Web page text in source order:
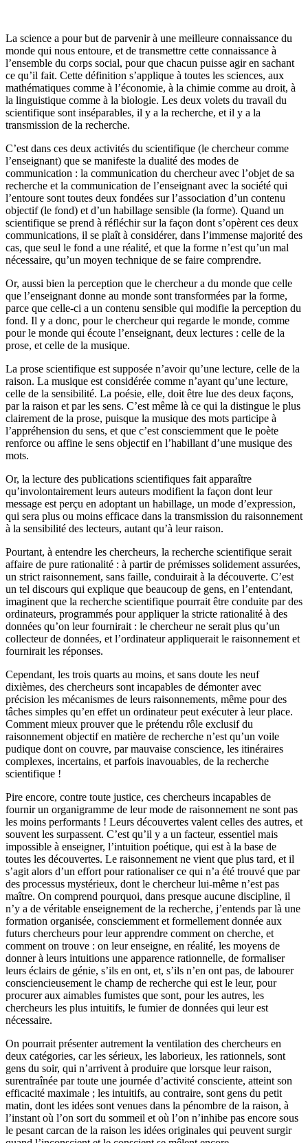
La science a pour but de parvenir à une meilleure connaissance du
monde qui nous entoure, et de transmettre cette connaissance à
l’ensemble du corps social, pour que chacun puisse agir en sachant
ce qu’il fait. Cette définition s’applique à toutes les sciences, aux
mathématiques comme à l’économie, à la chimie comme au droit, à
la linguistique comme à la biologie. Les deux volets du travail du
scientifique sont inséparables, il y a la recherche, et il y a la
transmission de la recherche.
C’est dans ces deux activités du scientifique (le chercheur comme
l’en­seignant) que se manifeste la dualité des modes de
communication : la communication du chercheur avec l’objet de sa
recherche et la commu­nication de l’enseignant avec la société qui
l’entoure sont toutes deux fondées sur l’association d’un contenu
objectif (le fond) et d’un habillage sensible (la forme). Quand un
scientifique se prend à réfléchir sur la façon dont s’opèrent ces deux
communications, il se plaît à considérer, dans l’im­mense majorité des
cas, que seul le fond a une réalité, et que la forme n’est qu’un mal
nécessaire, qu’un moyen technique de se faire comprendre.
Or, aussi bien la perception que le chercheur a du monde que celle
que l’enseignant donne au monde sont transformées par la forme,
parce que celle-ci a un contenu sensible qui modifie la perception du
fond. Il y a donc, pour le chercheur qui regarde le monde, comme
pour le monde qui écoute l’enseignant, deux lectures : celle de la
prose, et celle de la musique.
La prose scientifique est supposée n’avoir qu’une lecture, celle de la
raison. La musique est considérée comme n’ayant qu’une lecture,
celle de la sensibilité. La poésie, elle, doit être lue des deux façons,
par la raison et par les sens. C’est même là ce qui la distingue le plus
clairement de la prose, puisque la musique des mots participe à
l’appréhension du sens, et que c’est consciemment que le poète
renforce ou affine le sens objectif en l’habillant d’une musique des
mots.
Or, la lecture des publications scientifiques fait apparaître
qu’involon­tairement leurs auteurs modifient la façon dont leur
message est perçu en adoptant un habillage, un mode d’expression,
qui sera plus ou moins efficace dans la transmission du raisonnement
à la sensibilité des lecteurs, autant qu’à leur raison.
Pourtant, à entendre les chercheurs, la recherche scientifique serait
affaire de pure rationalité : à partir de prémisses solidement assurées,
un strict raisonnement, sans faille, conduirait à la découverte. C’est
un tel discours qui explique que beaucoup de gens, en l’entendant,
imaginent que la recherche scientifique pourrait être conduite par des
ordinateurs, programmés pour appliquer la stricte rationalité à des
données qu’on leur fournirait : le chercheur ne serait plus qu’un
collecteur de données, et l’ordinateur appli­querait le raisonnement et
fournirait les réponses.
Cependant, les trois quarts au moins, et sans doute les neuf
dixièmes, des chercheurs sont incapables de démonter avec
précision les mécanismes de leurs raisonnements, même pour des
tâches simples qu’en effet un ordinateur peut exécuter à leur place.
Comment mieux prouver que le prétendu rôle exclusif du
raisonnement objectif en matière de recherche n’est qu’un voile
pudique dont on couvre, par mauvaise conscience, les itinéraires
complexes, incertains, et parfois inavouables, de la recherche
scientifique !
Pire encore, contre toute justice, ces chercheurs incapables de
fournir un organigramme de leur mode de raisonnement ne sont pas
les moins performants ! Leurs découvertes valent celles des autres, et
souvent les surpassent. C’est qu’il y a un facteur, essentiel mais
impossible à enseigner, l’intuition poétique, qui est à la base de
toutes les découvertes. Le raison­nement ne vient que plus tard, et il
s’agit alors d’un effort pour rationaliser ce qui n’a été trouvé que par
des processus mystérieux, dont le chercheur lui-même n’est pas
maître. On comprend pourquoi, dans presque aucune discipline, il
n’y a de véritable enseignement de la recherche, j’entends par là une
formation organisée, consciemment et formellement donnée aux
futurs chercheurs pour leur apprendre comment on cherche, et
comment on trouve : on leur enseigne, en réalité, les moyens de
donner à leurs intuitions une apparence rationnelle, de formaliser
leurs éclairs de génie, s’ils en ont, et, s’ils n’en ont pas, de labourer
consciencieusement le champ de recherche qui est le leur, pour
procurer aux aimables fumistes que sont, pour les autres, les
chercheurs les plus intuitifs, le fumier de données qui leur est
nécessaire.
On pourrait présenter autrement la ventilation des chercheurs en
deux catégories, car les sérieux, les laborieux, les rationnels, sont
gens du soir, qui n’arrivent à produire que lorsque leur raison,
surentraînée par toute une journée d’activité consciente, atteint son
efficacité maximale ; les intuitifs, au contraire, sont gens du petit
matin, dont les idées sont venues dans la pénombre de la raison, à
l’instant où l’on sort du sommeil et où l’on n’inhibe pas encore sous
le pesant carcan de la raison les idées originales qui peuvent surgir